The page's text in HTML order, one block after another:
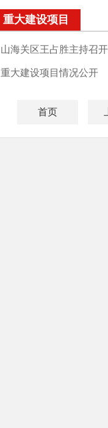
重大建设项目
山海关区王占胜主持召
重大建设项目情况公开
首页